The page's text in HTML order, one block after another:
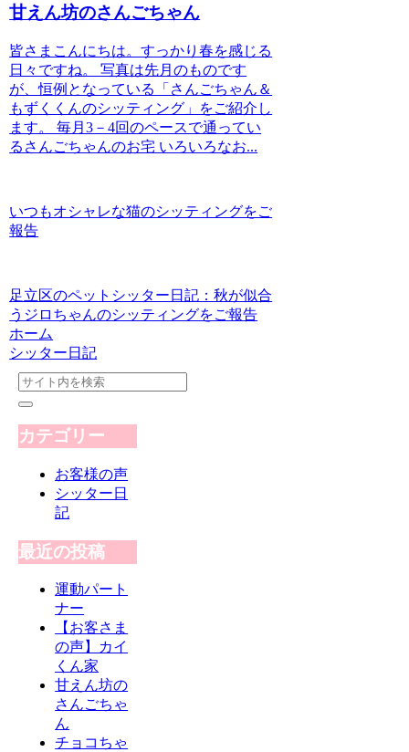
甘えん坊のさんごちゃん
皆さまこんにちは。すっかり春を感じる
日々ですね。 写真は先月のものです
が、恒例となっている「さんごちゃん＆
もずくくんのシッティング」をご紹介し
ます。 毎月3－4回のペースで通ってい
るさんごちゃんのお宅 いろいろなお...
いつもオシャレな猫のシッティングをご
報告
足立区のペットシッター日記：秋が似合
うジロちゃんのシッティングをご報告
ホーム
シッター日記
カテゴリー
お客様の声
シッター日
記
最近の投稿
運動パート
ナー
【お客さま
の声】カイ
くん家
甘えん坊の
さんごちゃ
ん
チョコちゃ